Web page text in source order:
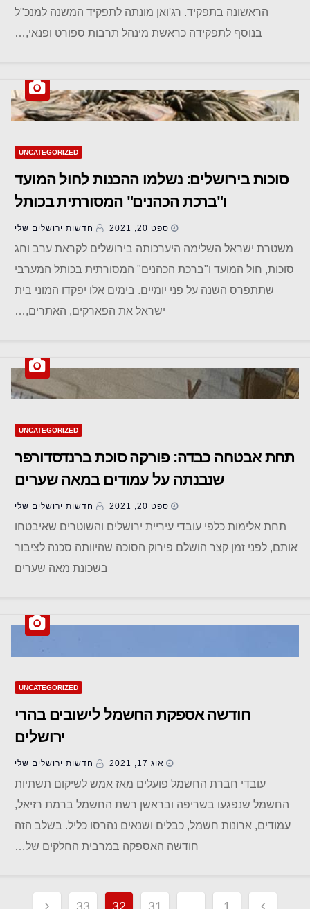
הראשונה בתפקיד. רג'ואן מונתה לתפקיד המשנה למנכ"ל
בנוסף לתפקידה כראשת מינהל תרבות ספורט ופנאי,…
UNCATEGORIZED
סוכות בירושלים: נשלמו ההכנות לחול המועד
ו"ברכת הכהנים" המסורתית בכותל
ספט 20, 2021 חדשות ‫ירושלים שלי
משטרת ישראל השלימה היערכותה בירושלים לקראת ערב וחג
סוכות, חול המועד ו"ברכת הכהנים" המסורתית בכותל המערבי
שתתפרס השנה על פני יומיים. בימים אלו יפקדו המוני בית
ישראל את הפארקים, האתרים,…
UNCATEGORIZED
תחת אבטחה כבדה: פורקה סוכת ברנדסדורפר
שנבנתה על עמודים במאה שערים
ספט 20, 2021 חדשות ‫ירושלים שלי
תחת אלימות כלפי עובדי עיריית ירושלים והשוטרים שאיבטחו
אותם, לפני זמן קצר הושלם פירוק הסוכה שהיוותה סכנה לציבור
בשכונת מאה שערים
UNCATEGORIZED
חודשה אספקת החשמל לישובים בהרי
ירושלים
אוג 17, 2021 חדשות ‫ירושלים שלי
עובדי חברת החשמל פועלים מאז אמש לשיקום תשתיות
החשמל שנפגעו בשריפה ובראשן רשת החשמל ברמת רזיאל,
עמודים, ארונות חשמל, כבלים ושנאים נהרסו כליל. בשלב הזה
חודשה האספקה במרבית החלקים של…
Posts
31
32
33